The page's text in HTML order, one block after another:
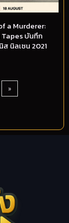
a Murderer:
บันทึก
ส นิลเซน 2021
»